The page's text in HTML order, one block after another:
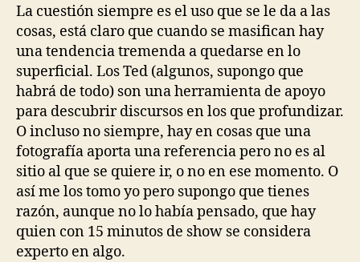
La cuestión siempre es el uso que se le da a las
cosas, está claro que cuando se masifican hay
una tendencia tremenda a quedarse en lo
superficial. Los Ted (algunos, supongo que
habrá de todo) son una herramienta de apoyo
para descubrir discursos en los que profundizar.
O incluso no siempre, hay en cosas que una
fotografía aporta una referencia pero no es al
sitio al que se quiere ir, o no en ese momento. O
así me los tomo yo pero supongo que tienes
razón, aunque no lo había pensado, que hay
quien con 15 minutos de show se considera
experto en algo.